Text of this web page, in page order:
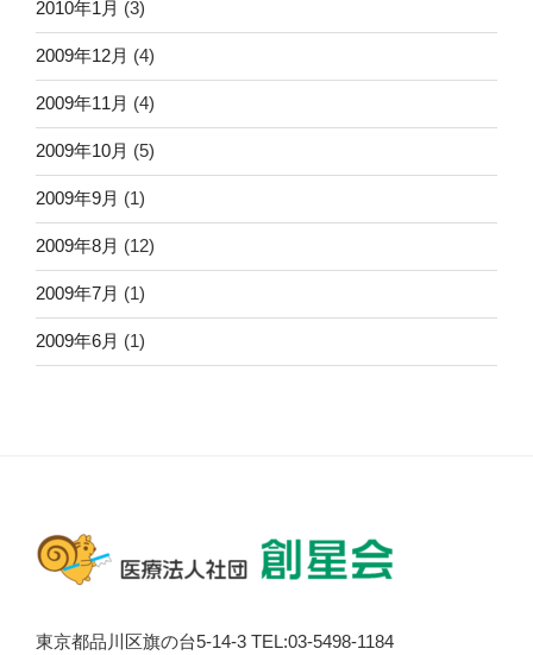
2010年1月 (3)
2009年12月 (4)
2009年11月 (4)
2009年10月 (5)
2009年9月 (1)
2009年8月 (12)
2009年7月 (1)
2009年6月 (1)
東京都品川区旗の台5-14-3 TEL:03-5498-1184